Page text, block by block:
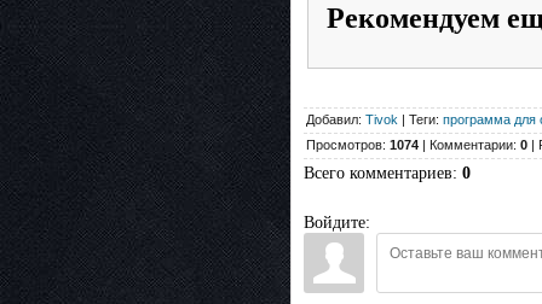
Рекомендуем
Добавил: Tivok | Теги: программа для
Просмотров: 1074 | Комментарии: 0 |
Всего комментариев: 0
Войдите: